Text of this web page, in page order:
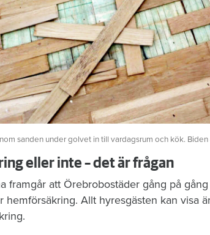
sanden under golvet in till vardagsrum och kök.
eller inte – det är frågan
framgår att Örebrobostäder gång på
hemförsäkring. Allt hyresgästen kan visa